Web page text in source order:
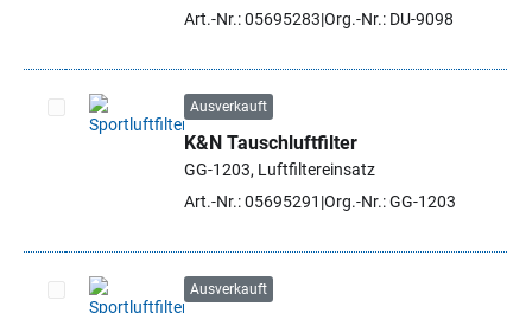
Art.-Nr.: 05695283 Org.-Nr.: DU-9098
Artikel auswählen
Ausverkauft
K&N Tauschluftfilter
GG-1203, Luftfiltereinsatz
Art.-Nr.: 05695291 Org.-Nr.: GG-1203
Ausverkauft